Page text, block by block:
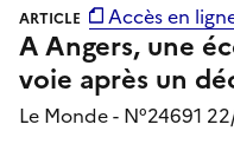
Accès en
ARTICLE
A Angers, une
voie après un
Le Monde - N°24691